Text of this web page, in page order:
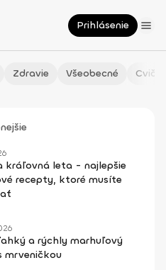
Prihlásenie
Zdravie Všeobecné
kráľovná leta - najlepšie
recepty, ktoré musíte
a rýchly marhuľový
mrveničkou